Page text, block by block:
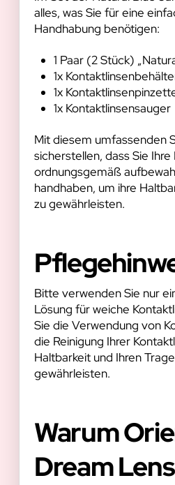
alles, was Sie für eine
Handhabung benötigen:
1 Paar (2 Stück)
1x
1x
1x Kontaktlinsensauger
Mit diesem umfassenden
sicherstellen, dass Sie Ihre
ordnungsgemäß
handhaben, um ihre
zu gewährleisten.
Bitte verwenden Sie nur
Lösung für weiche
Sie die Verwendung von
die Reinigung Ihrer
Haltbarkeit und Ihren
gewährleisten.
Warum
Dream